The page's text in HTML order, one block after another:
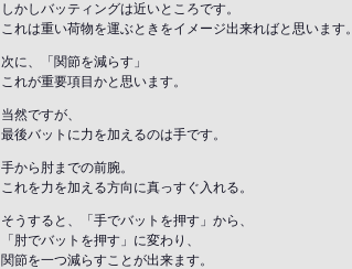
しかしバッティングは近いところです。
これは重い荷物を運ぶときをイメージ出来ればと思います。
次に、「関節を減らす」
これが重要項目かと思います。
当然ですが、
最後バットに力を加えるのは手です。
手から肘までの前腕。
これを力を加える方向に真っすぐ入れる。
そうすると、「手でバットを押す」から、
「肘でバットを押す」に変わり、
関節を一つ減らすことが出来ます。